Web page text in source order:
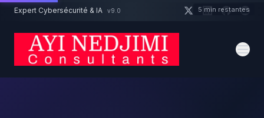
Aller au contenu principal
Expert Cybersécurité & IA v9.0
Un projet cybersécurité ? 5 min restantes